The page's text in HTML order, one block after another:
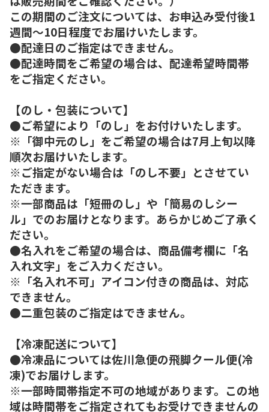
この期間のご注文については、お申込み受付後1
週間～10日程度でお届けいたします。
●配達日のご指定はできません。
●配達時間をご希望の場合は、配達希望時間帯
をご指定ください。
【のし・包装について】
●ご希望により「のし」をお付けいたします。
※「御中元のし」をご希望の場合は7月上旬以降
順次お届けいたします。
※ご指定がない場合は「のし不要」とさせてい
ただきます。
※一部商品は「短冊のし」や「簡易のしシー
ル」でのお届けとなります。あらかじめご了承く
ださい。
●名入れをご希望の場合は、商品備考欄に「名
入れ文字」をご入力ください。
※「名入れ不可」アイコン付きの商品は、対応
できません。
●二重包装のご指定はできません。
【冷凍配送について】
●冷凍品については佐川急便の飛脚クール便(冷
凍)でお届けします。
※一部時間帯指定不可の地域があります。この地
域は時間帯をご指定されてもお受けできませんの